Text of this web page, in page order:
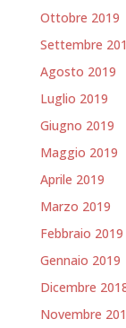
Ottobre 2019
Settembre
Agosto 2019
Luglio 2019
Giugno 2019
Maggio 2019
Aprile 2019
Marzo 2019
Febbraio 2019
Gennaio 2019
Dicembre
Novembre